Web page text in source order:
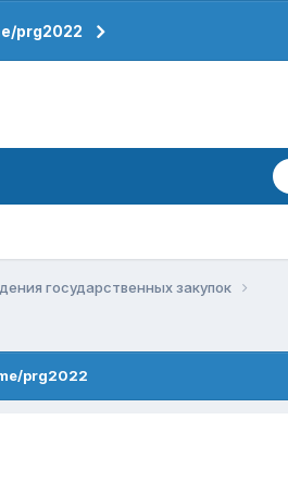
prg2022
государственных закупок
prg2022